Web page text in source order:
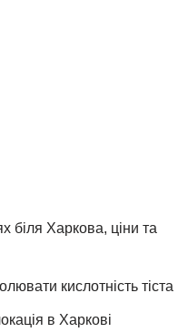
біля Харкова, ціни та
кислотність тіста
в Харкові